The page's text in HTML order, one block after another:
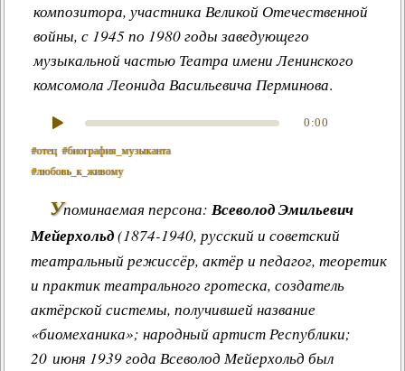
композитора, участника Великой Отечественной
войны, с 1945 по 1980 годы заведующего
музыкальной частью Театра имени Ленинского
комсомола Леонида Васильевича Перминова.
0:00
#отец #биография_музыканта
#любовь_к_живому
Упоминаемая персона: Всеволод Эмильевич
Мейерхольд(1874-1940, русский и советский
театральный режиссёр, актёр и педагог, теоретик
и практик театрального гротеска, создатель
актёрской системы, получившей название
«биомеханика»; народный артист Республики;
20 июня 1939 года Всеволод Мейерхольд был